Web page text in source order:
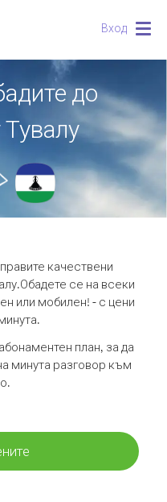
Вход
до
качествени
Обадете се на всеки
или мобилен! - с цени
план, за да
минута разговор към